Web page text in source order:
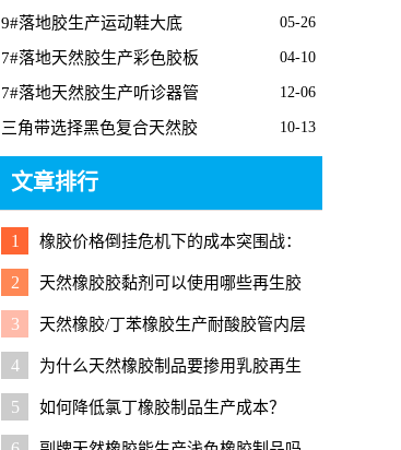
桥梁支座
05-26
9#落地胶生产运动鞋大底
04-10
7#落地天然胶生产彩色胶板
12-06
7#落地天然胶生产听诊器管
10-13
三角带选择黑色复合天然胶
文章排行
1
橡胶价格倒挂危机下的成本突围战：
再生胶能否成为救命稻草？
2
天然橡胶胶黏剂可以使用哪些再生胶
降成本？
3
天然橡胶/丁苯橡胶生产耐酸胶管内层
胶掺用再生胶硫化配方
4
为什么天然橡胶制品要掺用乳胶再生
胶？
5 如何降低氯丁橡胶制品生产成本？